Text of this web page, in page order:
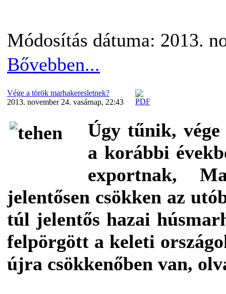
Módosítás dátuma: 2013.
Bővebben...
Vége a török marhakeresletnek?
2013. november 24. vasárnap, 22:43
Úgy tűnik,
a korábbi
exportnak,
jelentősen csökken az
túl jelentős hazai
felpörgött a keleti
újra csökkenőben van,